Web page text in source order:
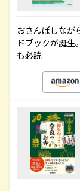
おさんぽしなが
ドブックが誕生
も必読